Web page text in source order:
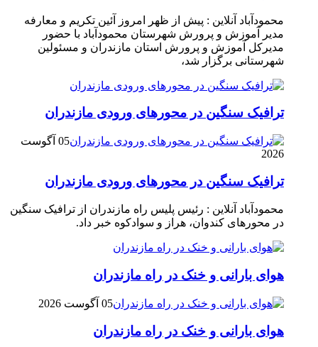
محمودآباد آنلاین : پیش از ظهر امروز آئین تکریم و معارفه
مدیر آموزش و پرورش شهرستان محمودآباد با حضور
مدیرکل آموزش و پرورش استان مازندران و مسئولین
شهرستانی برگزار شد،
ترافیک سنگین در محور‌های ورودی مازندران
05 آگوست
2026
ترافیک سنگین در محور‌های ورودی مازندران
محمودآباد آنلاین : رئیس پلیس راه مازندران از ترافیک سنگین
در محور‌های کندوان، هراز و سوادکوه خبر داد.
هوای بارانی و خنک در راه مازندران
05 آگوست 2026
هوای بارانی و خنک در راه مازندران